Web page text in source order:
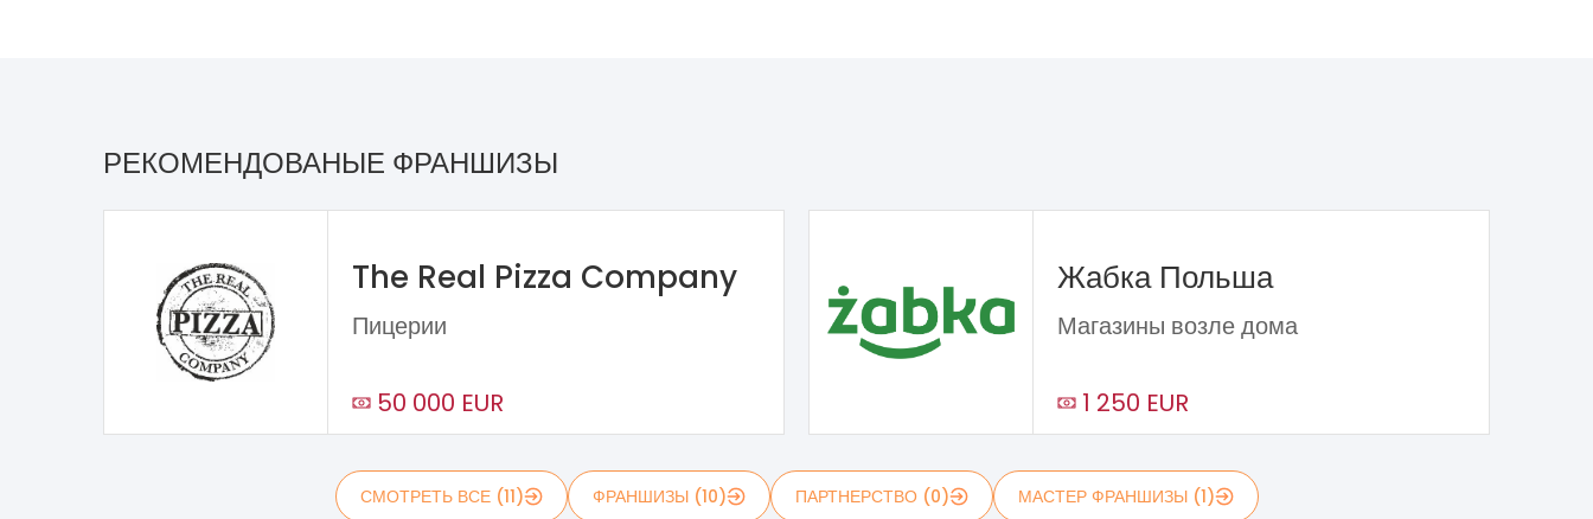
РЕКОМЕНДОВАНЫЕ ФРАНШИЗЫ
The Real Pizza Company
Пицерии
50 000 EUR
Жабка Польша
Магазины возле дома
1 250 EUR
СМОТРЕТЬ ВСЕ (11) ФРАНШИЗЫ (10) ПАРТНЕРСТВО (0) МАСТЕР ФРАНШИЗЫ (1)